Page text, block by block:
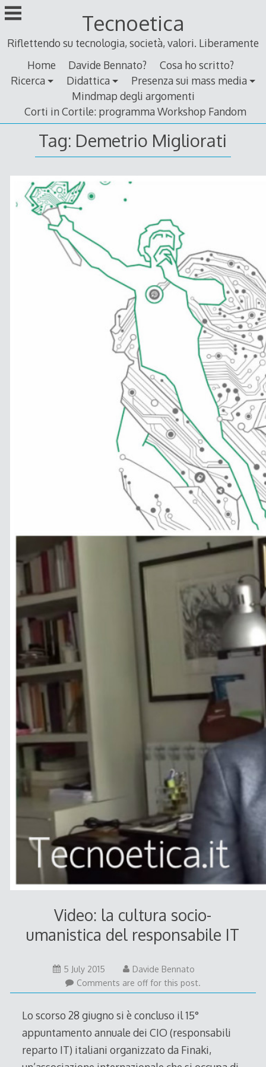
Skip
to
Tecnoetica
Riflettendo su tecnologia, società, valori. Liberamente
Home
Davide Bennato?
Cosa ho scritto?
Ricerca
Didattica
Presenza sui mass media
Mindmap degli argomenti
Corti in Cortile: programma Workshop Fandom
Tag: Demetrio Migliorati
Video: la cultura socio-
umanistica del responsabile IT
5 July 2015
Davide Bennato
Comments are off for this post.
Lo scorso 28 giugno si è concluso il 15°
appuntamento annuale dei CIO (responsabili
reparto IT) italiani organizzato da Finaki,